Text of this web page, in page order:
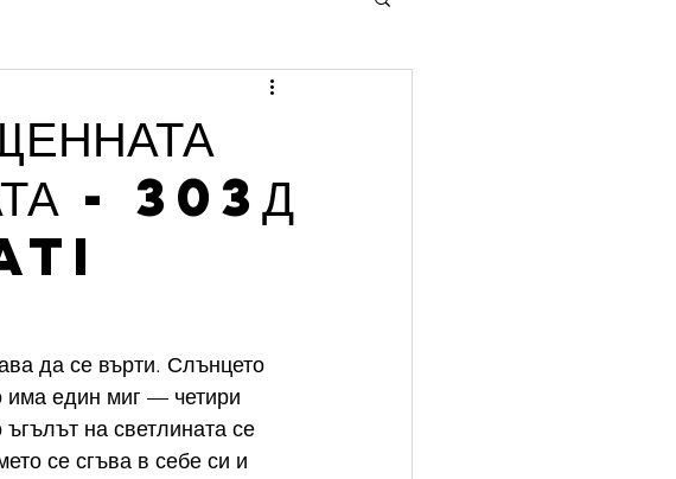
- 303Д
да се върти. Слънцето
има един миг — четири
на светлината се
се сгъва в себе си и